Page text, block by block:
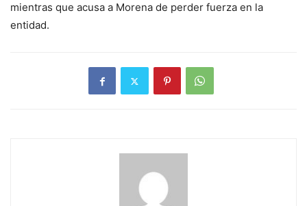
mientras que acusa a Morena de perder fuerza en la
entidad.